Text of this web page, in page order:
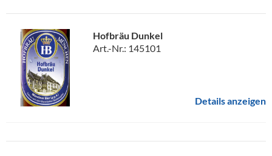
Hofbräu Dunkel
Art.-Nr.: 145101
Details anzeigen